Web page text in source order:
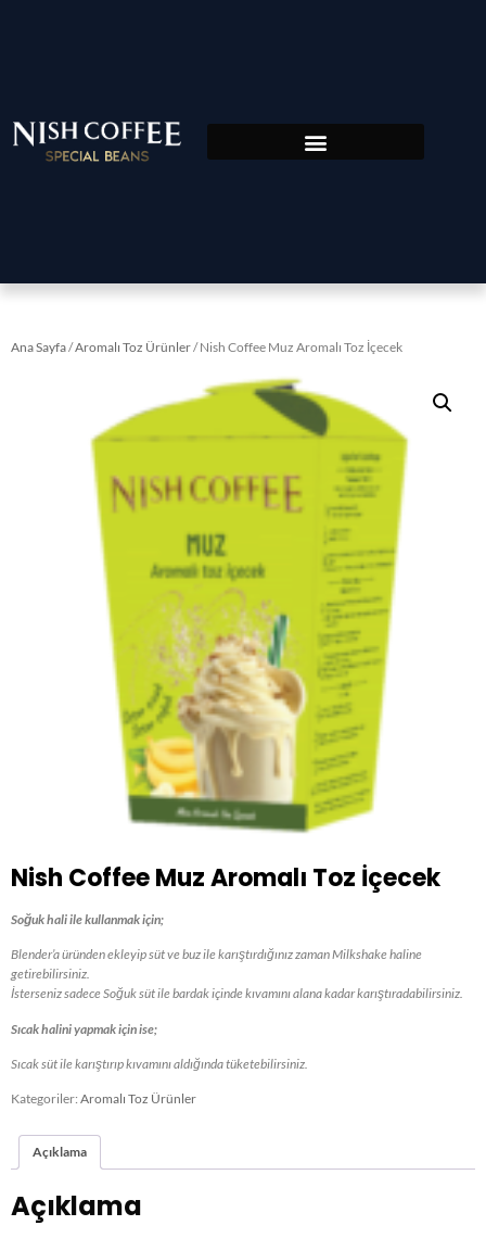
Ana Sayfa/Aromalı Toz Ürünler/ Nish Coffee Muz Aromalı Toz İçecek
Nish Coffee Muz Aromalı Toz İçecek
Soğuk hali ile kullanmak için;
Blender’a üründen ekleyip süt ve buz ile karıştırdığınız zaman Milkshake haline
getirebilirsiniz.
İsterseniz sadece Soğuk süt ile bardak içinde kıvamını alana kadar karıştıradabilirsiniz.
Sıcak halini yapmak için ise;
Sıcak süt ile karıştırıp kıvamını aldığında tüketebilirsiniz.
Kategoriler: Aromalı Toz Ürünler
Açıklama
Açıklama